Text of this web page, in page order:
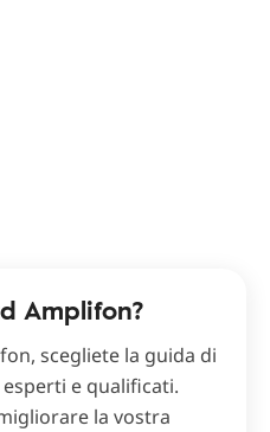
Amplifon?
scegliete la guida di
e qualificati.
la vostra